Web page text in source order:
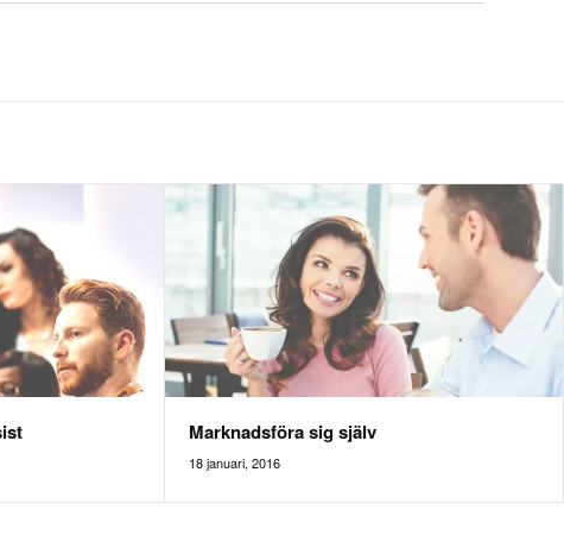
Marknadsföra sig själv
18 januari, 2016